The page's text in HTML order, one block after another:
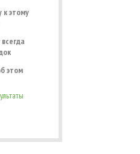
к этому
этом